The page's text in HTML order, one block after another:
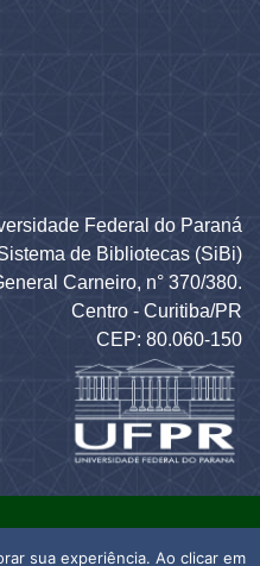
Federal do Paraná
de Bibliotecas (SiBi)
Carneiro, n° 370/380.
Centro - Curitiba/PR
CEP: 80.060-150
sua experiência. Ao clicar em